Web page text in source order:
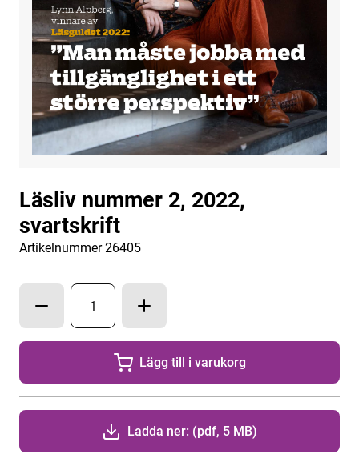
Läsliv nummer 2, 2022,
svartskrift
Artikelnummer 26405
Lägg till i varukorg
Lägg till1
Ladda ner: (pdf, 5 MB)